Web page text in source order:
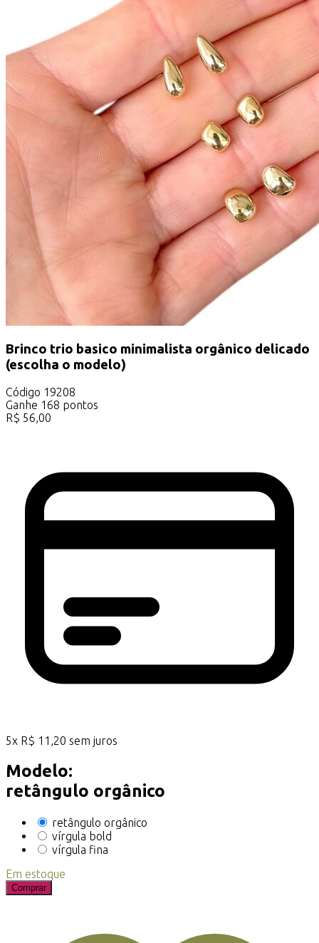
Brinco trio basico minimalista orgânico delicado
(escolha o modelo)
Código 19208
Ganhe 168 pontos
R$ 56,00
5x R$ 11,20 sem juros
Modelo:
retângulo orgânico
retângulo orgânico
vírgula bold
vírgula fina
Em estoque
Comprar